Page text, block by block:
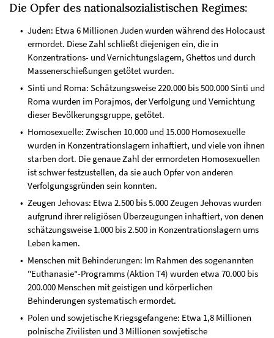
Die Opfer des nationalsozialistischen Regimes:
Juden: Etwa 6 Millionen Juden wurden während des Holocaust
ermordet. Diese Zahl schließt diejenigen ein, die in
Konzentrations- und Vernichtungslagern, Ghettos und durch
Massenerschießungen getötet wurden.
Sinti und Roma: Schätzungsweise 220.000 bis 500.000 Sinti und
Roma wurden im Porajmos, der Verfolgung und Vernichtung
dieser Bevölkerungsgruppe, getötet.
Homosexuelle: Zwischen 10.000 und 15.000 Homosexuelle
wurden in Konzentrationslagern inhaftiert, und viele von ihnen
starben dort. Die genaue Zahl der ermordeten Homosexuellen
ist schwer festzustellen, da sie auch Opfer von anderen
Verfolgungsgründen sein konnten.
Zeugen Jehovas: Etwa 2.500 bis 5.000 Zeugen Jehovas wurden
aufgrund ihrer religiösen Überzeugungen inhaftiert, von denen
schätzungsweise 1.000 bis 2.500 in Konzentrationslagern ums
Leben kamen.
Menschen mit Behinderungen: Im Rahmen des sogenannten
"Euthanasie"-Programms (Aktion T4) wurden etwa 70.000 bis
200.000 Menschen mit geistigen und körperlichen
Behinderungen systematisch ermordet.
Polen und sowjetische Kriegsgefangene: Etwa 1,8 Millionen
polnische Zivilisten und 3 Millionen sowjetische